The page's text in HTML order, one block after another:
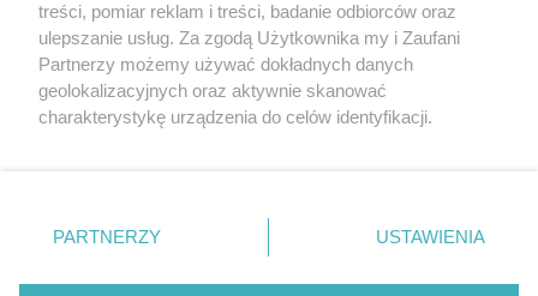
© 2026 Grupa ZPR Media
treści, pomiar reklam i treści, badanie odbiorców oraz
ulepszanie usług. Za zgodą Użytkownika my i Zaufani
Partnerzy możemy używać dokładnych danych
geolokalizacyjnych oraz aktywnie skanować
charakterystykę urządzenia do celów identyfikacji.
zmienić/wycofać klikając przycisk ustawień prywatności
znajdujący się w lewym dolnym rogu strony
rodzaje przetwarzania danych nie wymagają zgody
PARTNERZY USTAWIENIA